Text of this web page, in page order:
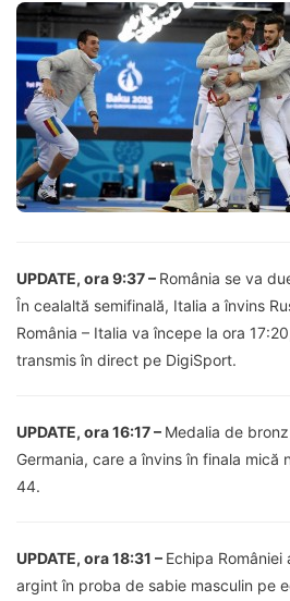
UPDATE, ora 9:37 – România se va
În cealaltă semifinală, Italia a învins
România – Italia va începe la ora
transmis în direct pe DigiSport.
UPDATE, ora 16:17 – Medalia de
Germania, care a învins în finala mică
44.
UPDATE, ora 18:31 – Echipa
argint în proba de sabie masculin pe